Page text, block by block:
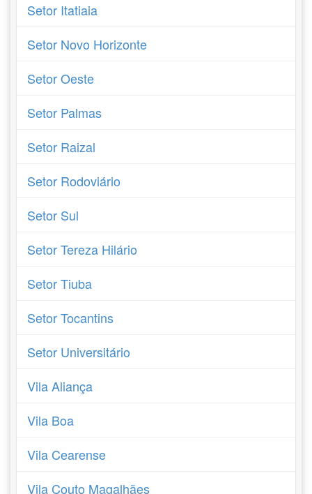
Setor Itatiaia
Setor Novo Horizonte
Setor Oeste
Setor Palmas
Setor Raizal
Setor Rodoviário
Setor Sul
Setor Tereza Hilário
Setor Tiuba
Setor Tocantins
Setor Universitário
Vila Aliança
Vila Boa
Vila Cearense
Vila Couto Magalhães